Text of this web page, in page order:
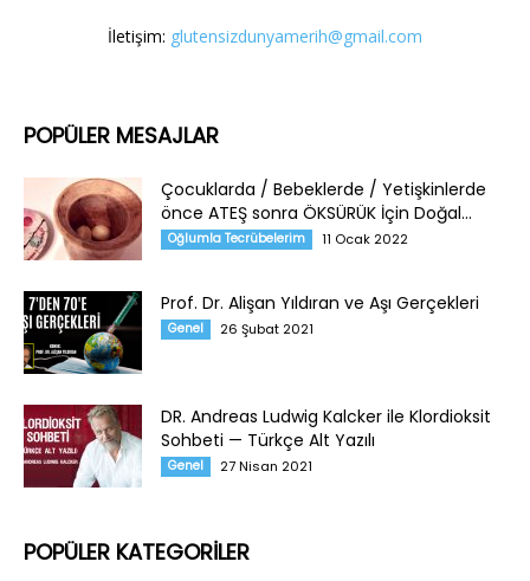
İletişim: glutensizdunyamerih@gmail.com
POPÜLER MESAJLAR
Çocuklarda / Bebeklerde / Yetişkinlerde
önce ATEŞ sonra ÖKSÜRÜK İçin Doğal...
Oğlumla Tecrübelerim 11 Ocak 2022
Prof. Dr. Alişan Yıldıran ve Aşı Gerçekleri
Genel 26 Şubat 2021
DR. Andreas Ludwig Kalcker ile Klordioksit
Sohbeti — Türkçe Alt Yazılı
Genel 27 Nisan 2021
POPÜLER KATEGORİLER